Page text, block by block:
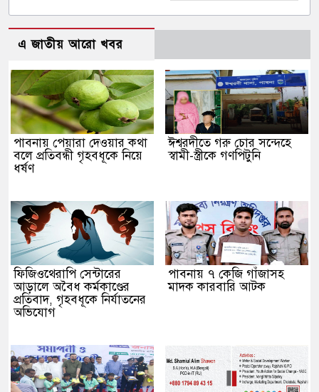
এ জাতীয় আরো খবর
পাবনায় পেয়ারা দেওয়ার কথা
বলে প্রতিবন্ধী গৃহবধূকে নিয়ে
ধর্ষণ
ঈশ্বরদীতে গরু চোর সন্দেহে
স্বামী-স্ত্রীকে গণপিটুনি
ফিজিওথেরাপি সেন্টারের
আড়ালে অবৈধ কর্মকাণ্ডের
প্রতিবাদ, গৃহবধূকে নির্যাতনের
অভিযোগ
পাবনায় ৭ কেজি গাঁজাসহ
মাদক কারবারি আটক